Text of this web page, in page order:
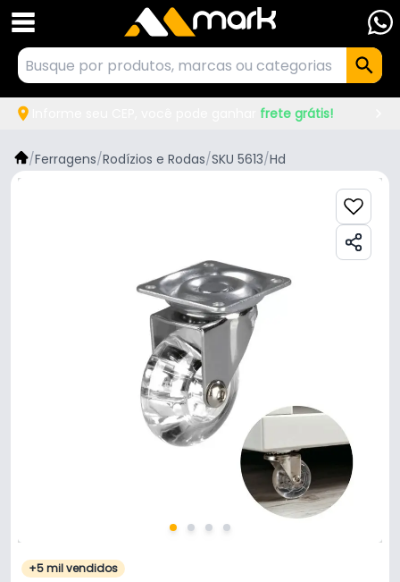
frete grátis!
/Ferragens/Rodízios e Rodas/SKU 5613/Hd
+5 mil vendidos